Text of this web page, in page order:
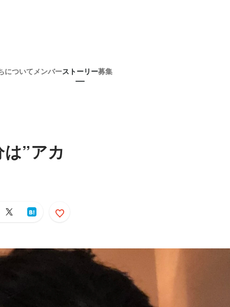
について メンバーストーリー募集
”アカ